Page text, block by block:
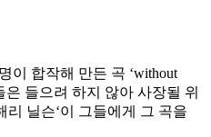
이 합작해 만든 곡 ‘without
들으려 하지 않아 사장될 위
리 닐슨‘이 그들에게 그 곡을